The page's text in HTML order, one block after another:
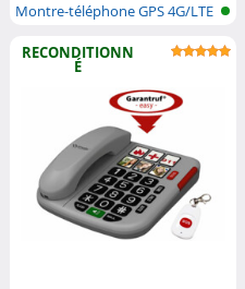
Montre-téléphone GPS 4G/LTE
RECONDITIONN
É